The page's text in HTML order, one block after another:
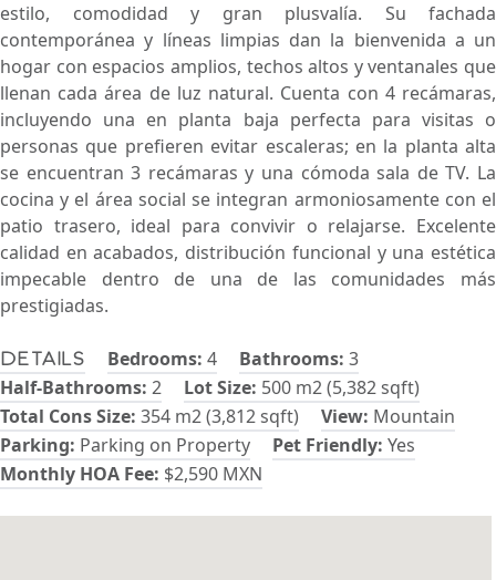
Details Bedrooms: 4 Bathrooms: 3
Half-Bathrooms: 2 Lot Size: 500 m2 (5,382 sqft)
Total Cons Size: 354 m2 (3,812 sqft) View: Mountain
Parking: Parking on Property Pet Friendly: Yes
Monthly HOA Fee: $2,590 MXN
estilo, comodidad y gran plusvalía. Su fachada
contemporánea y líneas limpias dan la bienvenida a un
hogar con espacios amplios, techos altos y ventanales que
llenan cada área de luz natural. Cuenta con 4 recámaras,
incluyendo una en planta baja perfecta para visitas o
personas que prefieren evitar escaleras; en la planta alta
se encuentran 3 recámaras y una cómoda sala de TV. La
cocina y el área social se integran armoniosamente con el
patio trasero, ideal para convivir o relajarse. Excelente
calidad en acabados, distribución funcional y una estética
impecable dentro de una de las comunidades más
prestigiadas.